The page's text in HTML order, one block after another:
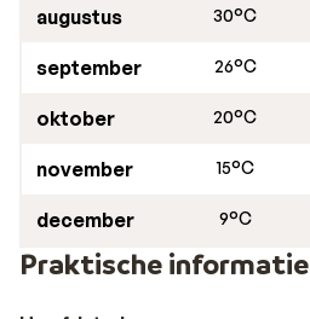
augustus 30°C
september 26°C
oktober 20°C
november 15°C
december 9°C
Praktische informatie